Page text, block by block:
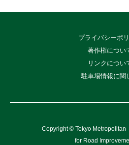
プライバシーポ
著作権につい
リンクについ
駐車場情報に関
Copyright © Tokyo Metropolitan
for Road